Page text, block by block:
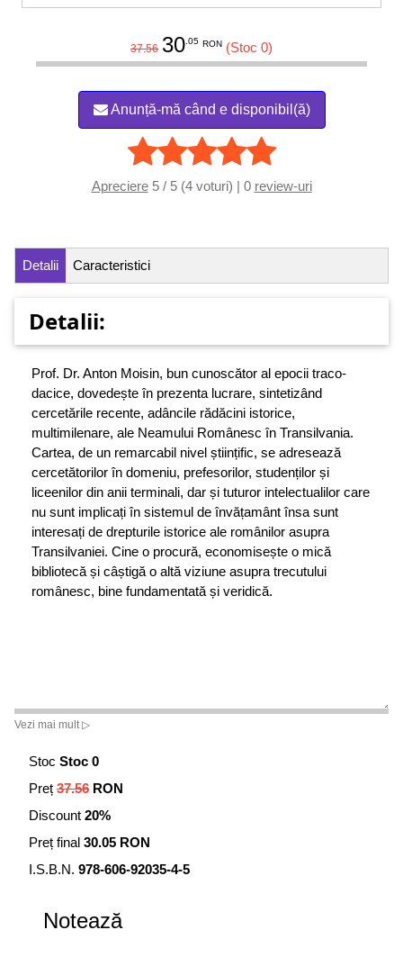
37.56 30.05 RON (Stoc 0)
Anunță-mă când e disponibil(ă)
Apreciere5 / 5 (4 voturi) | 0 review-uri
Detalii Caracteristici
Detalii:
Prof. Dr. Anton Moisin, bun cunoscător al epocii traco-
dacice, dovedește în prezenta lucrare, sintetizând
cercetările recente, adâncile rădăcini istorice,
multimilenare, ale Neamului Românesc în Transilvania.
Cartea, de un remarcabil nivel științific, se adresează
cercetătorilor în domeniu, prefesorilor, studenților și
liceenilor din anii terminali, dar și tuturor intelectualilor care
nu sunt implicați în sistemul de învățamânt însa sunt
interesați de drepturile istorice ale românilor asupra
Transilvaniei. Cine o procură, economisește o mică
bibliotecă și câștigă o altă viziune asupra trecutului
românesc, bine fundamentată și veridică.
Vezi mai mult ▷
Stoc Stoc 0
Preț 37.56 RON
Discount 20%
Preț final 30.05 RON
I.S.B.N. 978-606-92035-4-5
Notează